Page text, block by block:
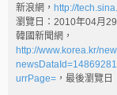
新浪網， http://
瀏覽日：2010年04月29
韓國新聞網，
http://www.korea.kr/
urrPage= ，最後瀏覽